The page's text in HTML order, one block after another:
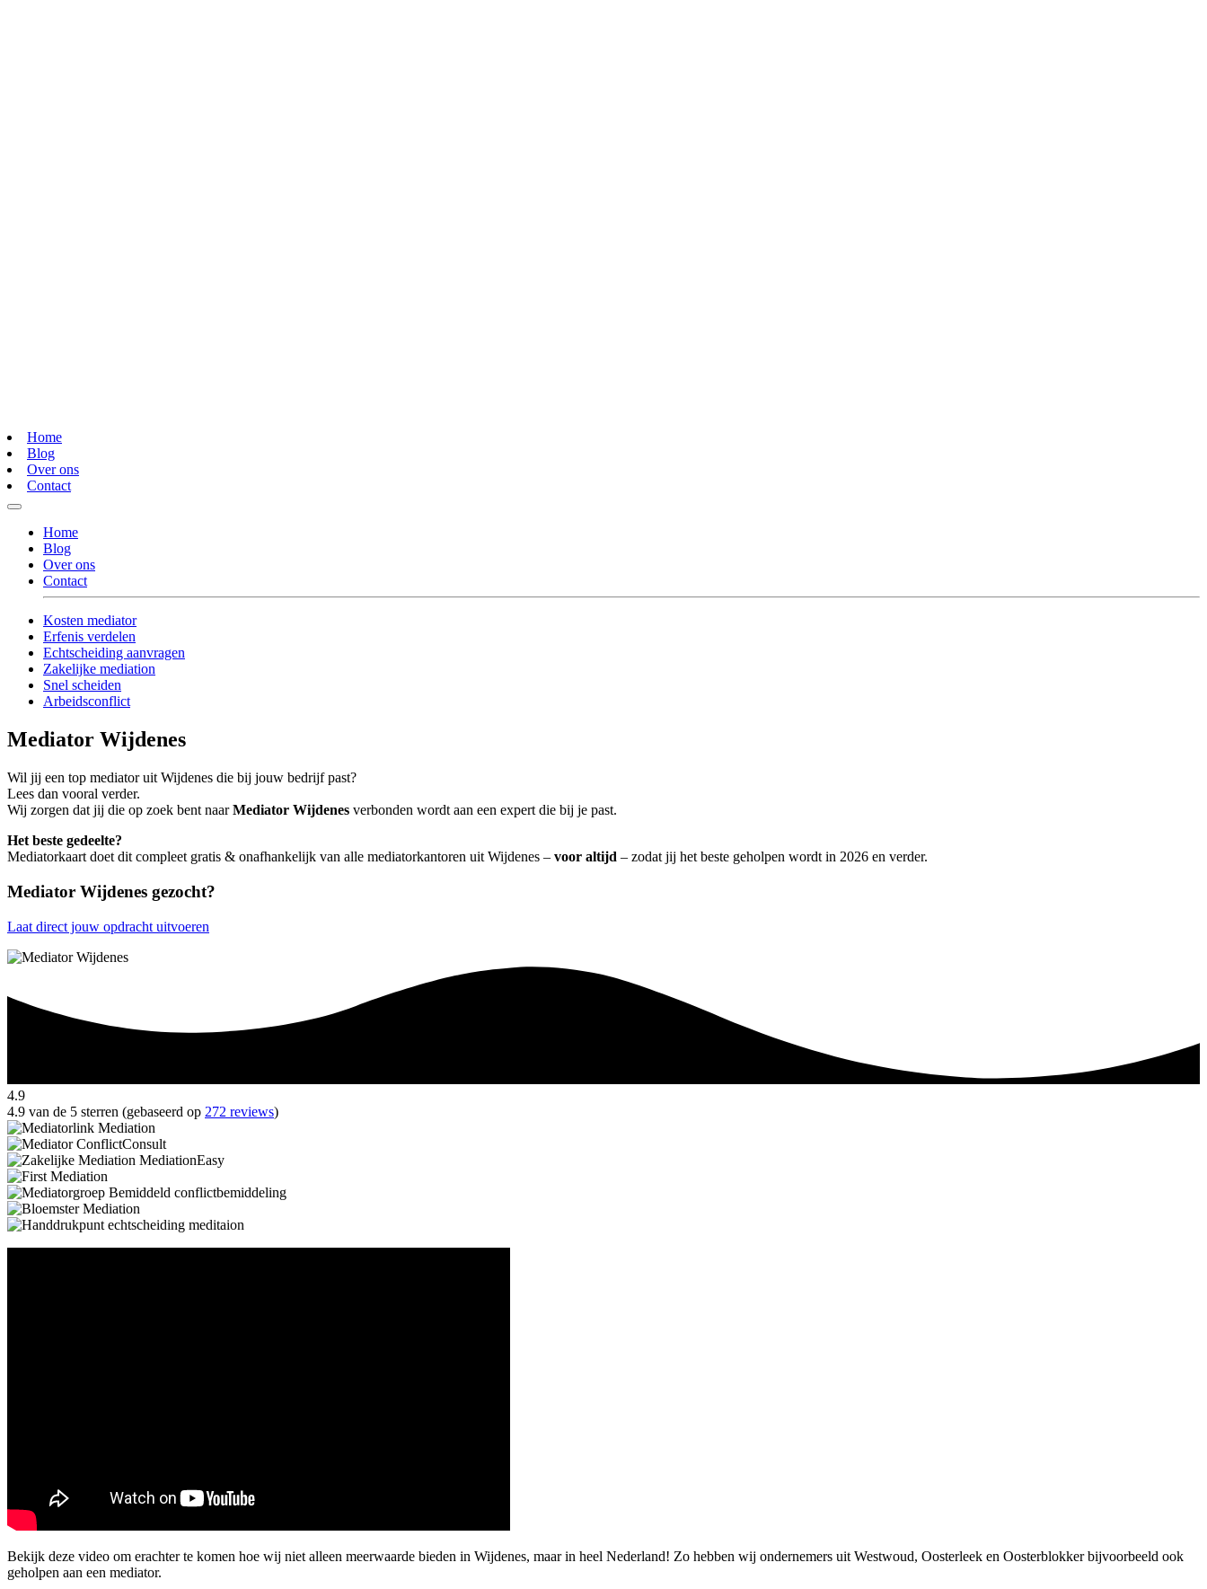
Home
Blog
Over ons
Contact
Home
Blog
Over ons
Contact
Kosten mediator
Erfenis verdelen
Echtscheiding aanvragen
Zakelijke mediation
Snel scheiden
Arbeidsconflict
Mediator Wijdenes
Wil jij een top mediator uit Wijdenes die bij jouw bedrijf past?
Lees dan vooral verder.
Wij zorgen dat jij die op zoek bent naarMediator Wijdenes verbonden wordt aan een expert die bij je past.
Het beste gedeelte?
Mediatorkaart doet dit compleet gratis & onafhankelijk van alle mediatorkantoren uit Wijdenes – voor altijd – zodat jij het beste geholpen wordt in 2026 en verder.
Mediator Wijdenes gezocht?
Laat direct jouw opdracht uitvoeren
4.9
4.9 van de 5 sterren (gebaseerd op 272 reviews)
Bekijk deze video om erachter te komen hoe wij niet alleen meerwaarde bieden in Wijdenes, maar in heel Nederland! Zo hebben wij ondernemers uit Westwoud, Oosterleek en Oosterblokker bijvoorbeeld ook
geholpen aan een mediator.